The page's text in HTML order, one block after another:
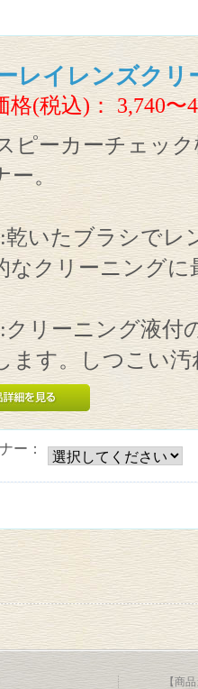
レイレンズクリ
格(税込)：3,740〜
ピーカーチェッ
ー。
乾いたブラシでレ
なクリーニングに
リーニング液付
ます。しつこい
ー：
【商